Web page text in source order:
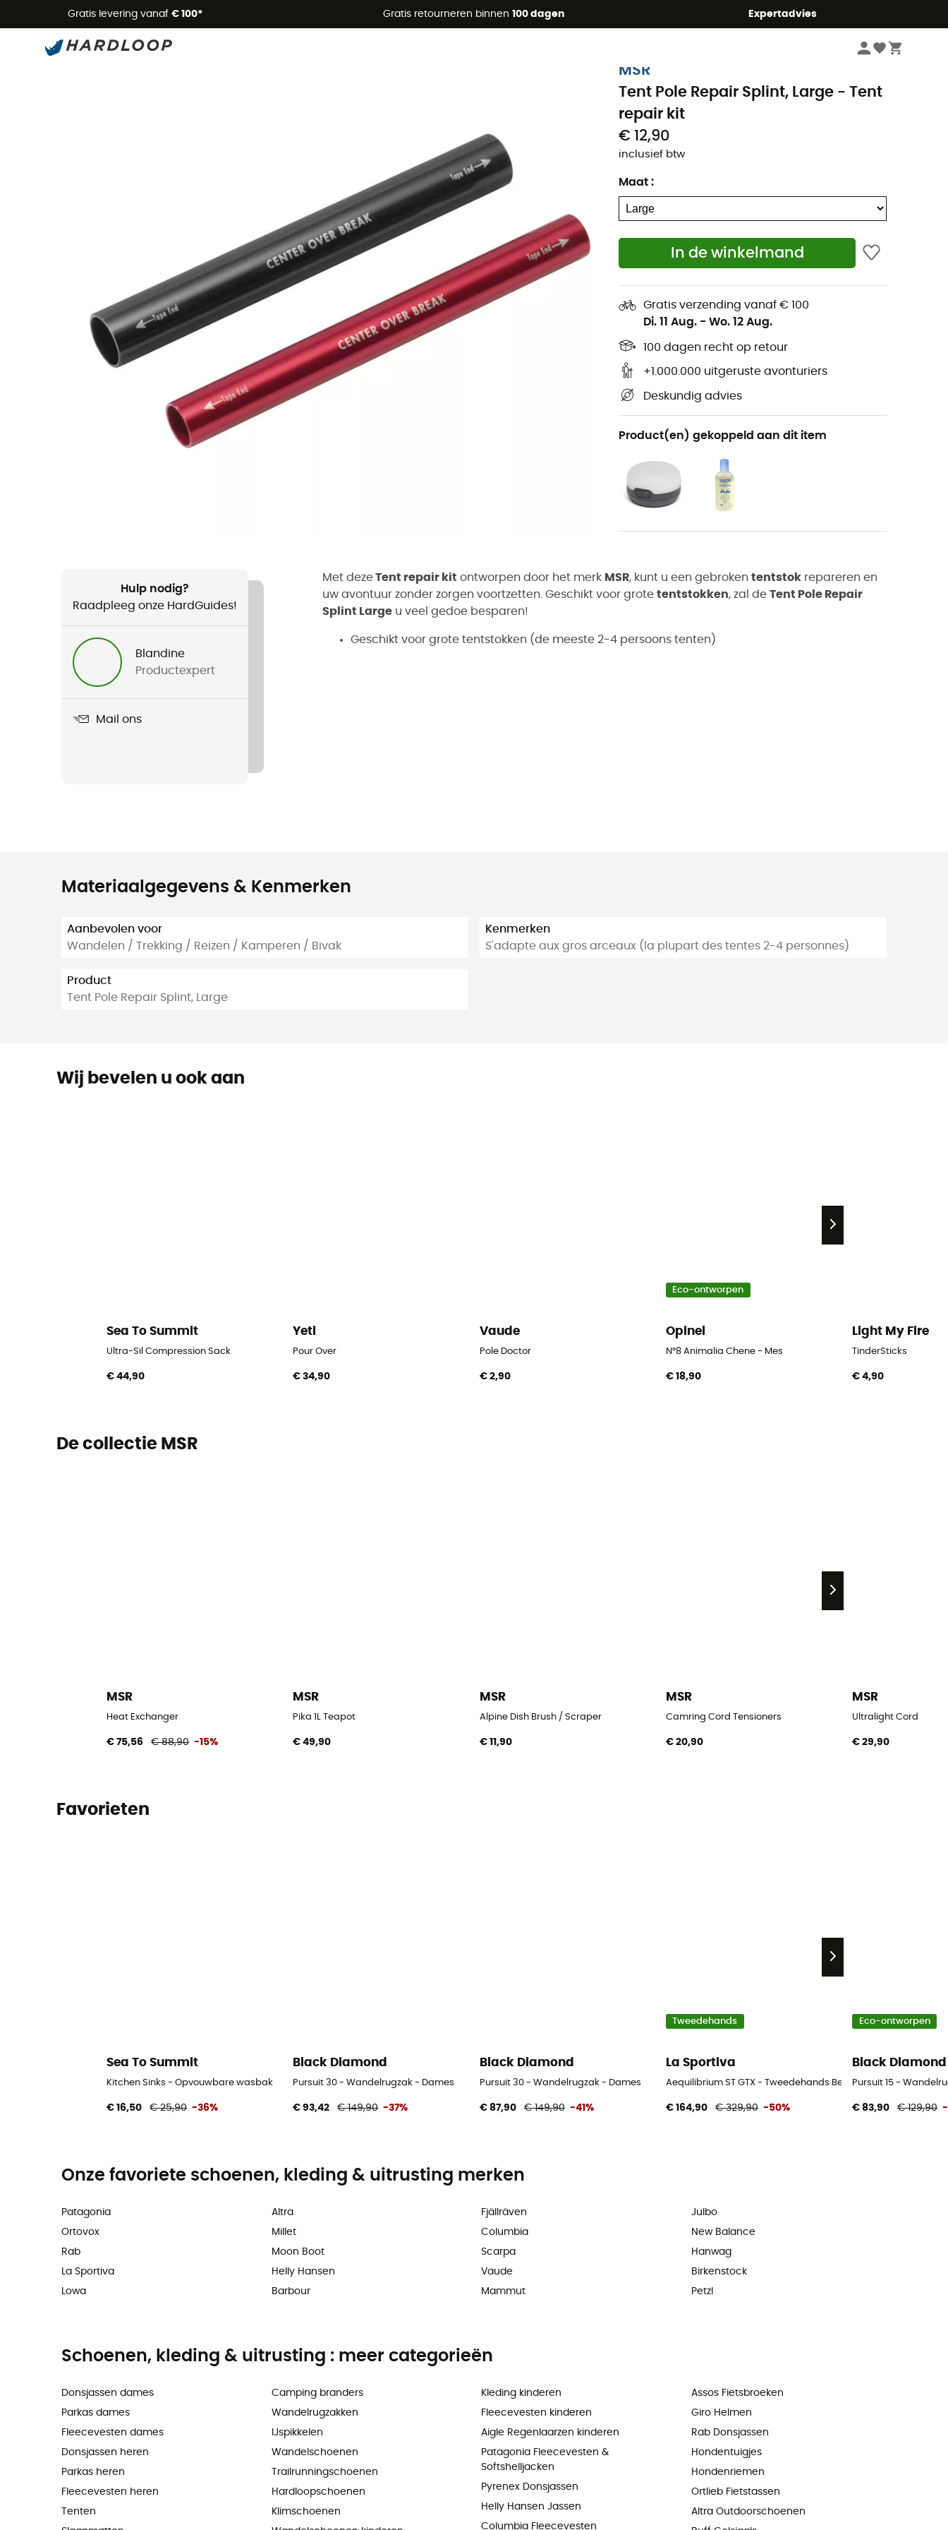
Gratis levering vanaf € 100* Gratis retourneren binnen 100 dagen Expertadvies
Zomeraanbiedingen 🔥 -5% EXTRA vanaf 2 producten* met code Summer5
MSR
Tent Pole Repair Splint, Large - Tent
repair kit
€ 12,90
inclusief btw
Maat :
In de winkelmand
Gratis verzending vanaf € 100
Di. 11 Aug. - Wo. 12 Aug.
100 dagen recht op retour
+1.000.000 uitgeruste avonturiers
Deskundig advies
Product(en) gekoppeld aan dit item
Hulp nodig?
Raadpleeg onze HardGuides!
Blandine
Productexpert
Mail ons
Met dezeTent repair kit ontworpen door het merk MSR, kunt u een gebroken tentstok repareren en
uw avontuur zonder zorgen voortzetten. Geschikt voor grote tentstokken, zal de Tent Pole Repair
Splint Large u veel gedoe besparen!
Geschikt voor grote tentstokken (de meeste 2-4 persoons tenten)
Materiaalgegevens & Kenmerken
Aanbevolen voor
Wandelen / Trekking / Reizen / Kamperen / Bivak
Product
Tent Pole Repair Splint, Large
Kenmerken
S'adapte aux gros arceaux (la plupart des tentes 2-4 personnes)
Wij bevelen u ook aan
Sea To Summit
Ultra-Sil Compression Sack
€ 44,90
Yeti
Pour Over
€ 34,90
Vaude
Pole Doctor
€ 2,90
Eco-ontworpen
Opinel
N°8 Animalia Chene - Mes
€ 18,90
Light My Fire
TinderSticks
€ 4,90
De collectie MSR
MSR
Heat Exchanger
€ 75,56 € 88,90 -15%
MSR
Pika 1L Teapot
€ 49,90
MSR
Alpine Dish Brush / Scraper
€ 11,90
MSR
Camring Cord Tensioners
€ 20,90
MSR
Ultralight Cord
€ 29,90
Favorieten
Sea To Summit
Kitchen Sinks - Opvouwbare wasbak
€ 16,50 € 25,90 -36%
Black Diamond
Pursuit 30 - Wandelrugzak - Dames
€ 93,42 € 149,90 -37%
Black Diamond
Pursuit 30 - Wandelrugzak - Dames
€ 87,90 € 149,90 -41%
Tweedehands
La Sportiva
Aequilibrium ST GTX - Tweedehands Bergschoenen - Heren -
€ 164,90 € 329,90 -50%
Eco-ontworpen
Black Diamond
Pursuit 15 -
€ 83,90 € 129,90 -
Onze favoriete schoenen, kleding & uitrusting merken
Patagonia
Ortovox
Rab
La Sportiva
Lowa
Altra
Millet
Moon Boot
Helly Hansen
Barbour
Fjällräven
Columbia
Scarpa
Vaude
Mammut
Julbo
New Balance
Hanwag
Birkenstock
Petzl
Schoenen, kleding & uitrusting : meer categorieën
Donsjassen dames
Parkas dames
Fleecevesten dames
Donsjassen heren
Parkas heren
Fleecevesten heren
Tenten
Camping branders
Wandelrugzakken
IJspikkelen
Wandelschoenen
Trailrunningschoenen
Hardloopschoenen
Klimschoenen
Kleding kinderen
Fleecevesten kinderen
Aigle Regenlaarzen kinderen
Patagonia Fleecevesten &
Softshelljacken
Pyrenex Donsjassen
Helly Hansen Jassen
Columbia Fleecevesten
Assos Fietsbroeken
Giro Helmen
Rab Donsjassen
Hondentuigjes
Hondenriemen
Ortlieb Fietstassen
Altra Outdoorschoenen